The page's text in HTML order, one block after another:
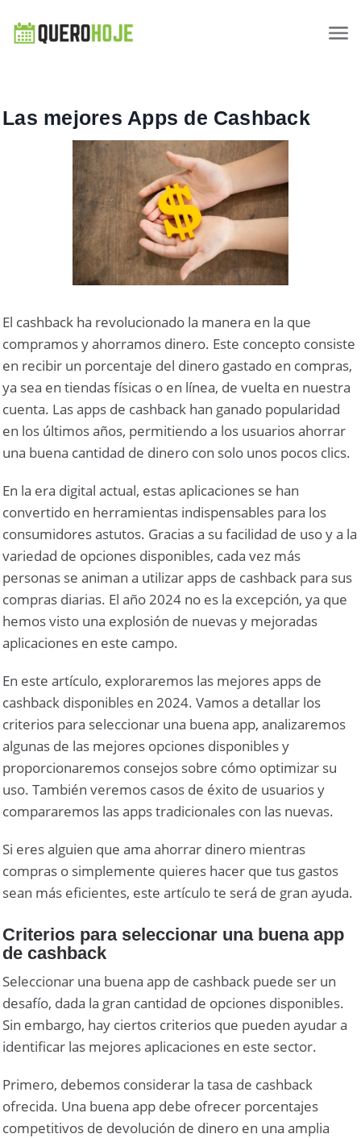
Las mejores Apps de Cashback
El cashback ha revolucionado la manera en la que
compramos y ahorramos dinero. Este concepto consiste
en recibir un porcentaje del dinero gastado en compras,
ya sea en tiendas físicas o en línea, de vuelta en nuestra
cuenta. Las apps de cashback han ganado popularidad
en los últimos años, permitiendo a los usuarios ahorrar
una buena cantidad de dinero con solo unos pocos clics.
En la era digital actual, estas aplicaciones se han
convertido en herramientas indispensables para los
consumidores astutos. Gracias a su facilidad de uso y a la
variedad de opciones disponibles, cada vez más
personas se animan a utilizar apps de cashback para sus
compras diarias. El año 2024 no es la excepción, ya que
hemos visto una explosión de nuevas y mejoradas
aplicaciones en este campo.
En este artículo, exploraremos las mejores apps de
cashback disponibles en 2024. Vamos a detallar los
criterios para seleccionar una buena app, analizaremos
algunas de las mejores opciones disponibles y
proporcionaremos consejos sobre cómo optimizar su
uso. También veremos casos de éxito de usuarios y
compararemos las apps tradicionales con las nuevas.
Si eres alguien que ama ahorrar dinero mientras
compras o simplemente quieres hacer que tus gastos
sean más eficientes, este artículo te será de gran ayuda.
Criterios para seleccionar una buena app
de cashback
Seleccionar una buena app de cashback puede ser un
desafío, dada la gran cantidad de opciones disponibles.
Sin embargo, hay ciertos criterios que pueden ayudar a
identificar las mejores aplicaciones en este sector.
Primero, debemos considerar la tasa de cashback
ofrecida. Una buena app debe ofrecer porcentajes
competitivos de devolución de dinero en una amplia